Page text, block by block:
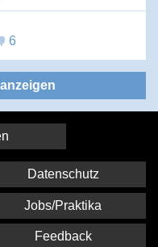
6
Datenschutz
Jobs/Praktika
Feedback